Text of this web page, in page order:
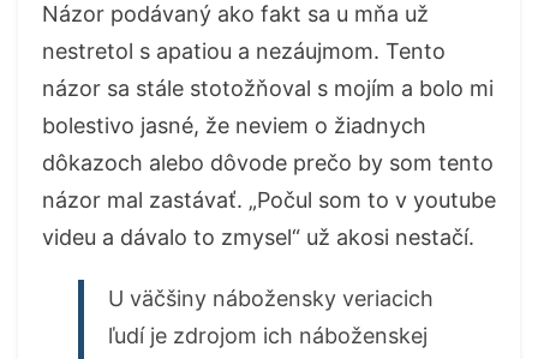
Názor podávaný ako fakt sa u mňa už
nestretol s apatiou a nezáujmom. Tento
názor sa stále stotožňoval s mojím a bolo mi
bolestivo jasné, že neviem o žiadnych
dôkazoch alebo dôvode prečo by som tento
názor mal zastávať. „Počul som to v youtube
videu a dávalo to zmysel“ už akosi nestačí.
U väčšiny nábožensky veriacich
ľudí je zdrojom ich náboženskej